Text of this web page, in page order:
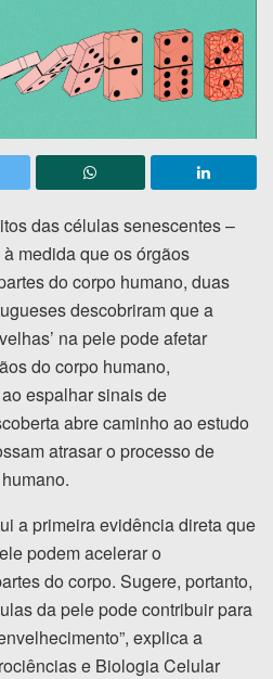
das células senescentes –
medida que os órgãos
do corpo humano, duas
descobriram que a
na pele pode afetar
do corpo humano,
espalhar sinais de
abre caminho ao estudo
atrasar o processo de
a primeira evidência direta que
podem acelerar o
do corpo. Sugere, portanto,
da pele pode contribuir para
explica a
e Biologia Celular